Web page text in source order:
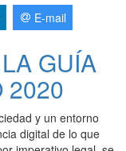
E-mail
GUÍA
2020
y un entorno
digital de lo que